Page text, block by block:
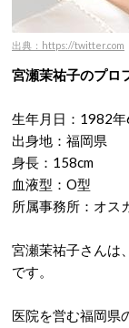
出典：https://twitter.com
宮瀬茉祐子のプロ
生年月日：1982
出身地：福岡県
身長：158cm
血液型：O型
所属事務所：オス
宮瀬茉祐子さんは
です。
医院を営む福岡県